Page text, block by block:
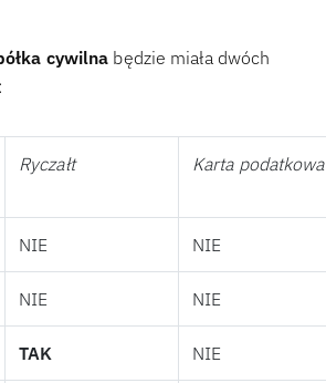
cywilna będzie miała dwóch
Ryczałt Karta podatkowa
NIE NIE
NIE NIE
TAK NIE